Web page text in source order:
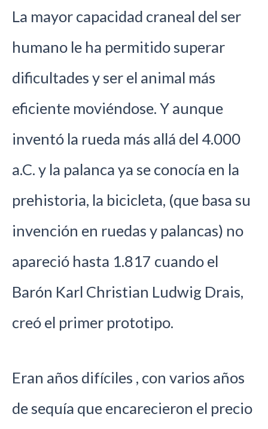
La mayor capacidad craneal del ser
humano le ha permitido superar
dificultades y ser el animal más
eficiente moviéndose. Y aunque
inventó la rueda más allá del 4.000
a.C. y la palanca ya se conocía en la
prehistoria, la bicicleta, (que basa su
invención en ruedas y palancas) no
apareció hasta 1.817 cuando el
Barón Karl Christian Ludwig Drais,
creó el primer prototipo.
Eran años difíciles , con varios años
de sequía que encarecieron el precio